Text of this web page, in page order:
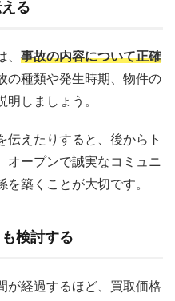
る
、 事故の内容について正確
の種類や発生時期、物件の
しましょう。
伝えたりすると、後からト
オープンで誠実なコミュニ
築くことが大切です。
検討する
が経過するほど、買取価格